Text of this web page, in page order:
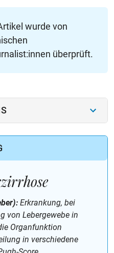
wurde von
überprüft.
Erkrankung, bei
von Lebergewebe in
Organfunktion
in verschiedene